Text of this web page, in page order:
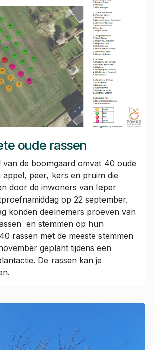
oude rassen
van de boomgaard omvat 40 oude
peer, kers en pruim die
door de inwoners van Ieper
op 22 september.
konden deelnemers proeven van
en stemmen op hun
rassen met de meeste stemmen
geplant tijdens een
De rassen kan je